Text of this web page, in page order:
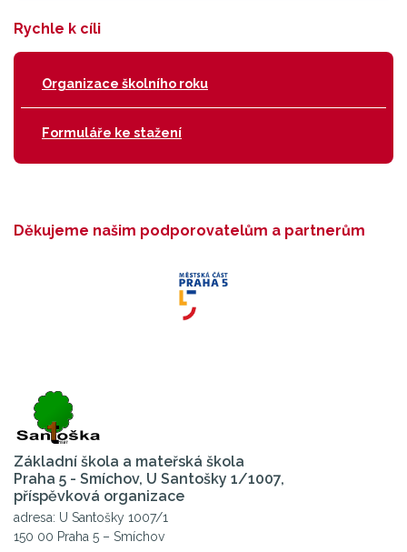
Rychle k cíli
Organizace školního roku
Formuláře ke stažení
Děkujeme našim podporovatelům a partnerům
Základní škola a mateřská škola
Praha 5 - Smíchov, U Santošky 1/1007,
příspěvková organizace
adresa: U Santošky 1007/1
150 00 Praha 5 – Smíchov